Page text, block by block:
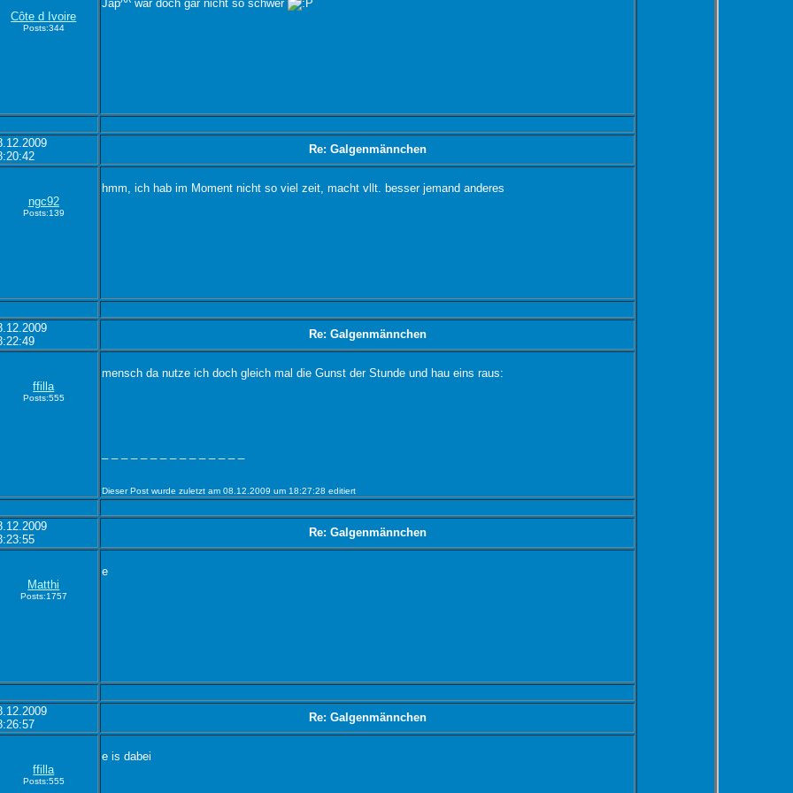
Côte d Ivoire
Posts:344
Jap^^ war doch gar nicht so schwer
Re: Galgenmännchen
ngc92
Posts:139
hmm, ich hab im Moment nicht so viel zeit, macht vllt. besser jemand anderes
Re: Galgenmännchen
ffilla
Posts:555
mensch da nutze ich doch gleich mal die Gunst der Stunde und hau eins raus:
Dieser Post wurde zuletzt am 08.12.2009 um 18:27:28 editiert
Re: Galgenmännchen
Matthi
Posts:1757
e
Re: Galgenmännchen
ffilla
Posts:555
e is dabei